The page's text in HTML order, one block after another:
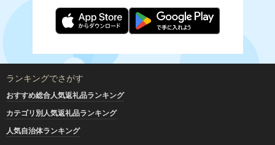
ランキングでさがす
おすすめ総合人気返礼品ランキング
カテゴリ別人気返礼品ランキング
人気自治体ランキング